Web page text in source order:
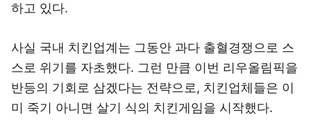
하고 있다.
사실 국내 치킨업계는 그동안 과다 출혈경쟁으로 스
스로 위기를 자초했다. 그런 만큼 이번 리우올림픽을
반등의 기회로 삼겠다는 전략으로, 치킨업체들은 이
미 죽기 아니면 살기 식의 치킨게임을 시작했다.